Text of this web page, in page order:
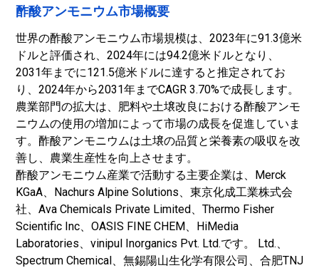
酢酸アンモニウム市場概要
世界の酢酸アンモニウム市場規模は、2023年に91.3億米
ドルと評価され、2024年には94.2億米ドルとなり、
2031年までに121.5億米ドルに達すると推定されてお
り、2024年から2031年までCAGR 3.70%で成長します。
農業部門の拡大は、肥料や土壌改良における酢酸アンモ
ニウムの使用の増加によって市場の成長を促進していま
す。酢酸アンモニウムは土壌の品質と栄養素の吸収を改
善し、農業生産性を向上させます。
酢酸アンモニウム産業で活動する主要企業は、Merck
KGaA、Nachurs Alpine Solutions、東京化成工業株式会
社、Ava Chemicals Private Limited、Thermo Fisher
Scientific Inc、OASIS FINE CHEM、HiMedia
Laboratories、vinipul Inorganics Pvt. Ltd.です。 Ltd.、
Spectrum Chemical、無錫陽山生化学有限公司、合肥TNJ